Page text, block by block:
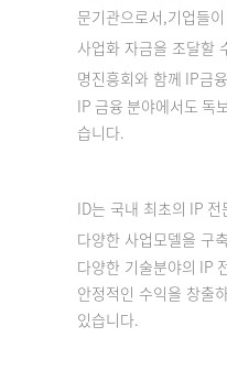
문기관으로서,기업들
사업화 자금을 조달할
명진흥회와 함께 IP금
IP 금융 분야에서도 독
습니다.
ID는 국내 최초의 IP 전
다양한 사업모델을 구
다양한 기술분야의 IP
안정적인 수익을 창출
있습니다.